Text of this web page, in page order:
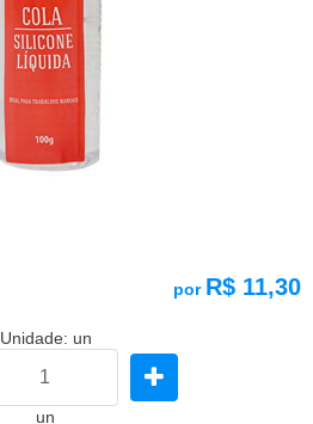
por R$ 11,30
Unidade: un
un